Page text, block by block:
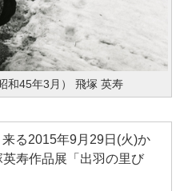
45年3月） 飛塚 英寿
る2015年9月29日(火)か
寿作品展「出羽の里び